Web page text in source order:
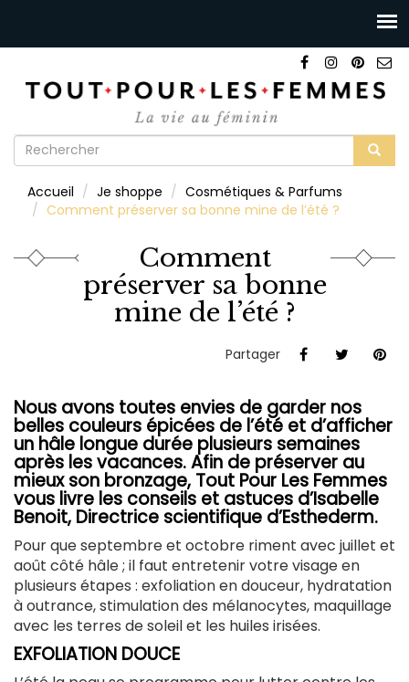
Formulaire
recherche
Accueil Je shoppe
Cosmétiques & Parfums
Comment préserver sa bonne mine de l’été ?
Comment
préserver sa bonne
mine de l’été ?
Partager
Nous avons toutes envies de garder nos
belles couleurs épicées de l’été et d’afficher
un hâle longue durée plusieurs semaines
après les vacances. Afin de préserver au
mieux son bronzage, Tout Pour Les Femmes
vous livre les conseils et astuces d’Isabelle
Benoit, Directrice scientifique d’Esthederm.
Pour que septembre et octobre riment avec juillet et
août côté hâle ; il faut entretenir votre visage en
plusieurs étapes : exfoliation en douceur, hydratation
à outrance, stimulation des mélanocytes, maquillage
avec les terres de soleil et les huiles irisées.
EXFOLIATION DOUCE